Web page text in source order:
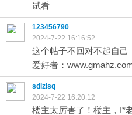
试看
123456790
2024-7-22 16:16:52
这个帖子不回对不起自
爱好者：
sdlzlsq
2024-7-22 16:20:12
楼主太厉害了！楼主，I*